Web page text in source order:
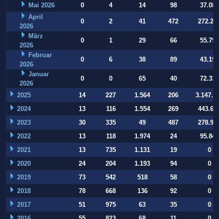
Mai 2026 0 4 14 98
37.084
April
2026
0 2 41 472
März
2026
0 1 29 66
55.794
Februar
2026
0 6 38 89
43.197
Januar
2026
0 0 65 40 72.332
2025 14 227 1.564 206
2024
13 116 1.554 269
2023
30 335 49 487
2022
13 118 1.974 24
95.847
2021
13 735 1.131 19
0
2020
24 204 1.193 94
0
2019
73 542 518 58
0
2018
78 668 136 92
0
2017
51 975 63 35
0